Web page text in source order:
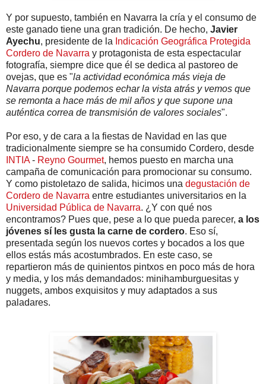
Y por supuesto, también en Navarra la cría y el consumo de
este ganado tiene una gran tradición. De hecho, Javier
Ayechu, presidente de la Indicación Geográfica Protegida
Cordero de Navarra y protagonista de esta espectacular
fotografía, siempre dice que él se dedica al pastoreo de
ovejas, que es "la actividad económica más vieja de
Navarra porque podemos echar la vista atrás y vemos que
se remonta a hace más de mil años y que supone una
auténtica correa de transmisión de valores sociales".
Por eso, y de cara a la fiestas de Navidad en las que
tradicionalmente siempre se ha consumido Cordero, desde
INTIA- Reyno Gourmet, hemos puesto en marcha una
campaña de comunicación para promocionar su consumo.
Y como pistoletazo de salida, hicimos una degustación de
Cordero de Navarra entre estudiantes universitarios en la
Universidad Pública de Navarra. ¿Y con qué nos
encontramos? Pues que, pese a lo que pueda parecer, a los
jóvenes sí les gusta la carne de cordero. Eso sí,
presentada según los nuevos cortes y bocados a los que
ellos estás más acostumbrados. En este caso, se
repartieron más de quinientos pintxos en poco más de hora
y media, y los más demandados: minihamburguesitas y
nuggets, ambos exquisitos y muy adaptados a sus
paladares.